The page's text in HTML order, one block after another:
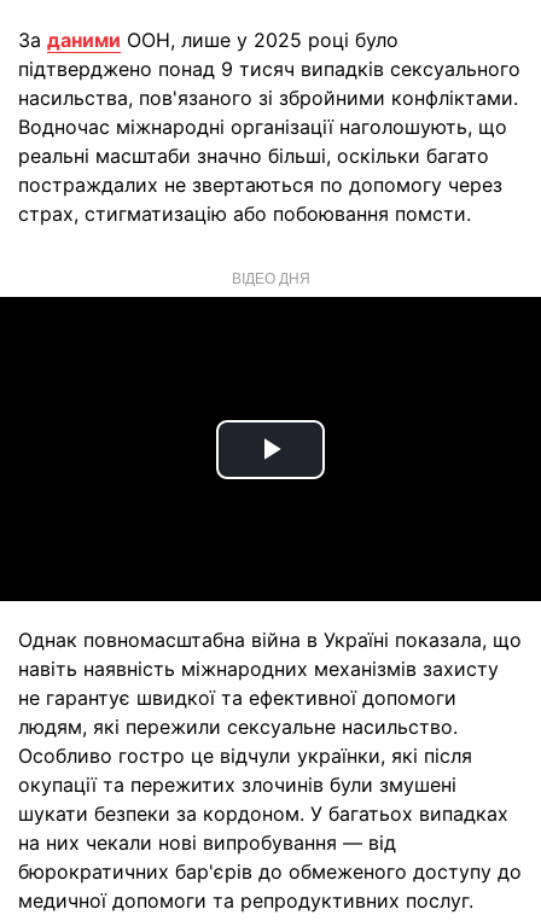
За даними ООН, лише у 2025 році було
підтверджено понад 9 тисяч випадків сексуального
насильства, пов'язаного зі збройними конфліктами.
Водночас міжнародні організації наголошують, що
реальні масштаби значно більші, оскільки багато
постраждалих не звертаються по допомогу через
страх, стигматизацію або побоювання помсти.
ВІДЕО ДНЯ
Play
Однак повномасштабна війна в Україні показала, що
навіть наявність міжнародних механізмів захисту
не гарантує швидкої та ефективної допомоги
людям, які пережили сексуальне насильство.
Особливо гостро це відчули українки, які після
окупації та пережитих злочинів були змушені
шукати безпеки за кордоном. У багатьох випадках
на них чекали нові випробування — від
бюрократичних бар'єрів до обмеженого доступу до
медичної допомоги та репродуктивних послуг.